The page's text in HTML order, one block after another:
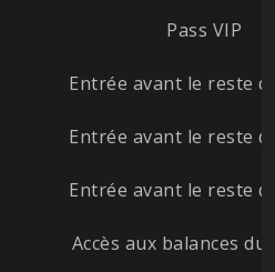
Pass VIP
Entrée avant le reste
Entrée avant le reste
Entrée avant le reste
Accès aux balances